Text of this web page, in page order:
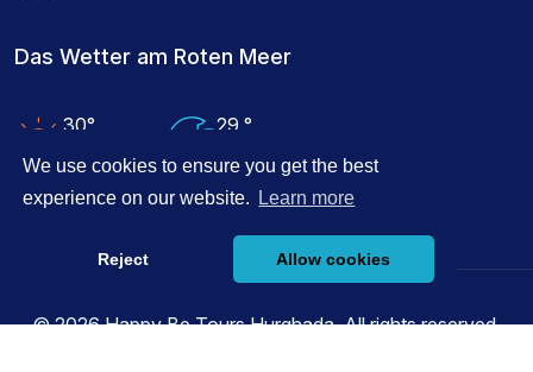
We use cookies to ensure you get the best
experience on our website.
Learn more
Reject Allow cookies
Das Wetter am Roten Meer
30°
Lufttemperatur
29 °
Wassertemperatur
© 2026 Happy Be Tours Hurghada, All rights reserved.